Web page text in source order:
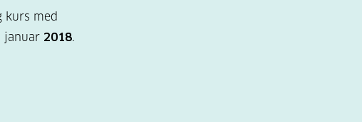
kurs med
januar 2018.